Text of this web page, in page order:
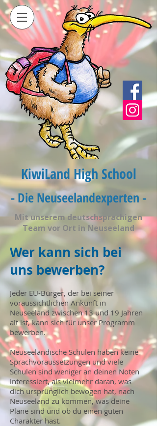
KiwiLand High School
- Die Neuseelandexperten -
Mit unserem deutschsprachigen
Team vor Ort in Neuseeland
Wer kann sich bei
uns bewerben?
Jeder EU-Bürger, der bei seiner
voraussichtlichen Ankunft in
Neuseeland zwischen 13 und 19 Jahren
alt ist, kann sich für unser Programm
bewerben.
Neuseeländische Schulen haben keine
Sprachvoraussetzungen und viele
Schulen sind weniger an deinen Noten
interessiert, als vielmehr daran, was
dich ursprünglich bewogen hat, nach
Neuseeland zu kommen, was deine
Pläne sind und ob du einen guten
Charakter hast.